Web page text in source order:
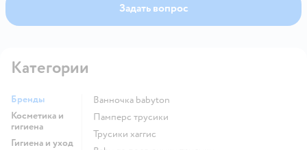
Задать вопрос
Категории
Бренды
Косметика и
гигиена
Гигиена и уход
ванночка babyton
памперс трусики
трусики хаггис